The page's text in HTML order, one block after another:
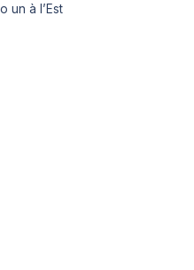
un à l’Est